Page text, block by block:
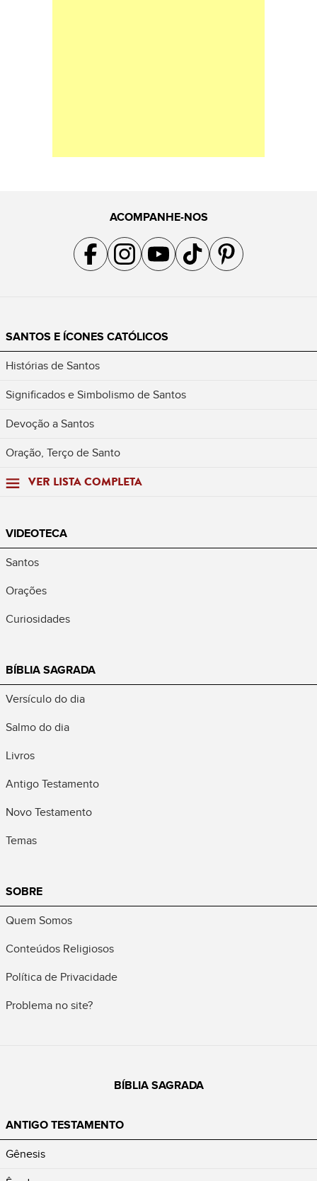
ACOMPANHE-NOS
Acompanhe a gente no Facebook
Acompanhe a gente no Instagram
Acompanhe a gente no YouTube
Acompanhe a gente no TikTok
Acompanhe a gente no
SANTOS E ÍCONES CATÓLICOS
Histórias de Santos
Significados e Simbolismo de Santos
Devoção a Santos
Oração, Terço de Santo
VER LISTA COMPLETA
VIDEOTECA
Santos
Orações
Curiosidades
BÍBLIA SAGRADA
Versículo do dia
Salmo do dia
Livros
Antigo Testamento
Novo Testamento
Temas
SOBRE
Quem Somos
Conteúdos Religiosos
Política de Privacidade
Problema no site?
BÍBLIA SAGRADA
ANTIGO TESTAMENTO
Gênesis